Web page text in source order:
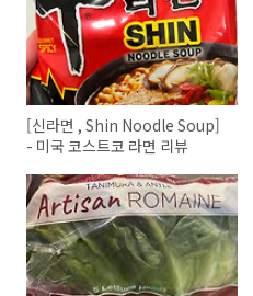
[신라면 , Shin Noodle Soup]
- 미국 코스트코 라면 리뷰